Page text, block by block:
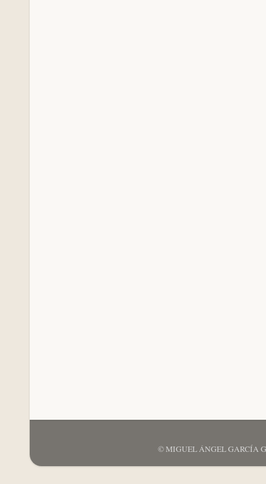
© MIGUEL ÁNGEL GARCÍA